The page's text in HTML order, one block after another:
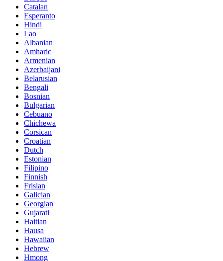
Catalan
Esperanto
Hindi
Lao
Albanian
Amharic
Armenian
Azerbaijani
Belarusian
Bengali
Bosnian
Bulgarian
Cebuano
Chichewa
Corsican
Croatian
Dutch
Estonian
Filipino
Finnish
Frisian
Galician
Georgian
Gujarati
Haitian
Hausa
Hawaiian
Hebrew
Hmong